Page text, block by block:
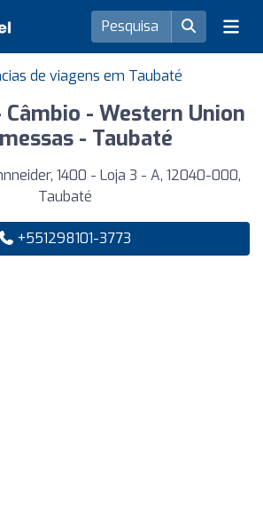
de viagens em Taubaté
- Western Union
- Taubaté
1400 - Loja 3 - A, 12040-000,
Taubaté
+551298101-3773